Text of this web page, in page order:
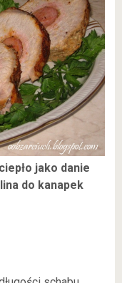
jako danie
do kanapek